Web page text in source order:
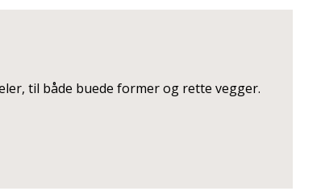
til både buede former og rette vegger.